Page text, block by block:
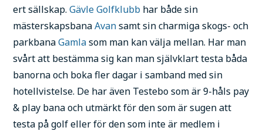
ert sällskap.Gävle Golfklubb har både sin
mästerskapsbanaAvansamt sin charmiga skogs- och
parkbanaGamlasom man kan välja mellan. Har man
svårt att bestämma sig kan man självklart testa båda
banorna och boka fler dagar i samband med sin
hotellvistelse. De har även Testebo som är 9-håls pay
& play bana och utmärkt för den som är sugen att
testa på golf eller för den som inte är medlem i